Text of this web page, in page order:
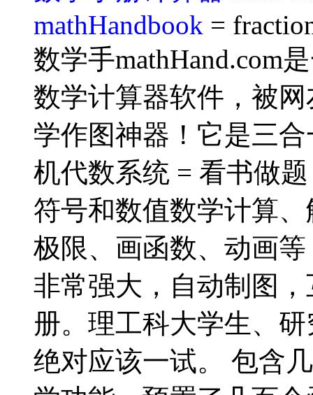
mathHandbook =
数学手mathHand.com
数学计算器软件，被
学作图神器！它是三
机代数系统 = 看书做
符号和数值数学计算
极限、画函数、动画
非常强大，自动制图
册。理工科大学生、
绝对应该一试。 包含